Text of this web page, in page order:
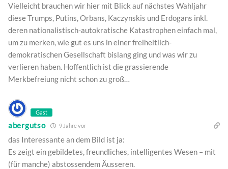
Vielleicht brauchen wir hier mit Blick auf nächstes Wahljahr
diese Trumps, Putins, Orbans, Kaczynskis und Erdogans inkl.
deren nationalistisch-autokratische Katastrophen einfach mal,
um zu merken, wie gut es uns in einer freiheitlich-
demokratischen Gesellschaft bislang ging und was wir zu
verlieren haben. Hoffentlich ist die grassierende
Merkbefreiung nicht schon zu groß…
Gast
abergutso 9 Jahre vor
das Interessante an dem Bild ist ja:
Es zeigt ein gebildetes, freundliches, intelligentes Wesen – mit
(für manche) abstossendem Äusseren.